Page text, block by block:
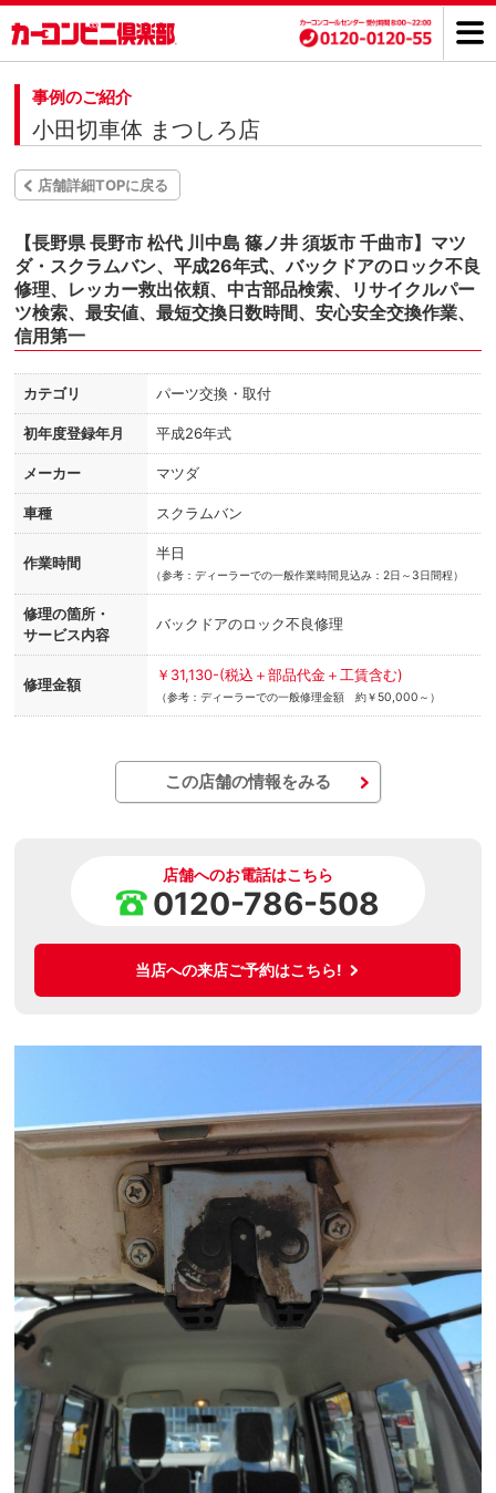
事例のご紹介
小田切車体 まつしろ店
店舗詳細TOPに戻る
【長野県 長野市 松代 川中島 篠ノ井 須坂市 千曲市】マツ
ダ・スクラムバン、平成26年式、バックドアのロック不良
修理、レッカー救出依頼、中古部品検索、リサイクルパー
ツ検索、最安値、最短交換日数時間、安心安全交換作業、
信用第一
カテゴリ パーツ交換・取付
初年度登録年月 平成26年式
メーカー マツダ
車種 スクラムバン
作業時間
半日
（参考：ディーラーでの一般作業時間見込み：2日～3日間程）
修理の箇所・
サービス内容
バックドアのロック不良修理
修理金額
￥31,130-(税込＋部品代金＋工賃含む)
（参考：ディーラーでの一般修理金額 約￥50,000～）
この店舗の情報をみる
店舗へのお電話はこちら
0120-786-508
当店への来店ご予約はこちら!